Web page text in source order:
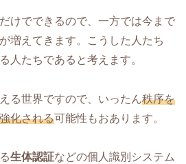
けでできるので、一方では今まで
増えてきます。こうした人たち
人たちであると考えます。
る世界ですので、いったん秩序を
化される可能性もおあります。
生体認証などの個人識別システム